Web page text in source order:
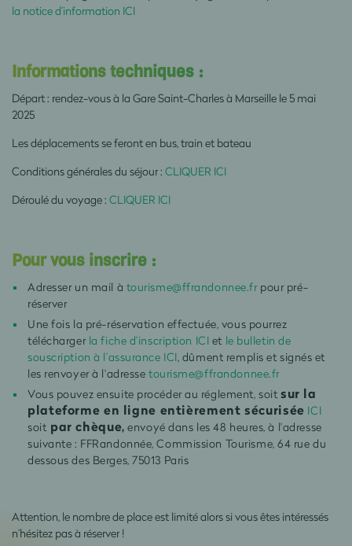
la notice d’information ICI
Informations techniques :
Départ : rendez-vous à la Gare Saint-Charles à Marseille le 5 mai
2025
Les déplacements se feront en bus, train et bateau
Conditions générales du séjour : CLIQUER ICI
Déroulé du voyage : CLIQUER ICI
Pour vous inscrire :
Adresser un mail à tourisme@ffrandonnee.frpour pré-
réserver
Une fois la pré-réservation effectuée, vous pourrez
télécharger la fiche d’inscription ICI et le bulletin de
souscription à l’assurance ICI, dûment remplis et signés et
les renvoyer à l'adresse tourisme@ffrandonnee.fr
Vous pouvez ensuite procéder au réglement, soit sur la
plateforme en ligne entièrement sécurisée ICI
soit par chèque, envoyé dans les 48 heures, à l'adresse
suivante : FFRandonnée, Commission Tourisme, 64 rue du
dessous des Berges, 75013 Paris
Attention, le nombre de place est limité alors si vous êtes intéressés
n’hésitez pas à réserver !